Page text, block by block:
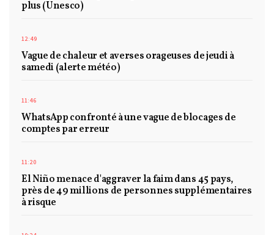
plus (Unesco)
12:49
Vague de chaleur et averses orageuses de jeudi à
samedi (alerte météo)
11:46
WhatsApp confronté à une vague de blocages de
comptes par erreur
11:20
El Niño menace d'aggraver la faim dans 45 pays,
près de 49 millions de personnes supplémentaires
à risque